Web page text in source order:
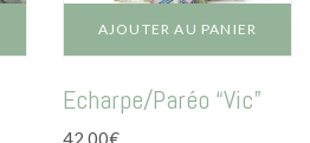
AJOUTER AU PANIER
Echarpe/Paréo “Vic”
42,00€